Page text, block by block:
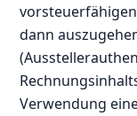
dann
Verwendung